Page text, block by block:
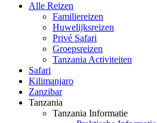
Alle Reizen
Familiereizen
Huwelijksreizen
Privé Safari
Groepsreizen
Tanzania Activiteiten
Safari
Kilimanjaro
Zanzibar
Tanzania
Tanzania Informatie